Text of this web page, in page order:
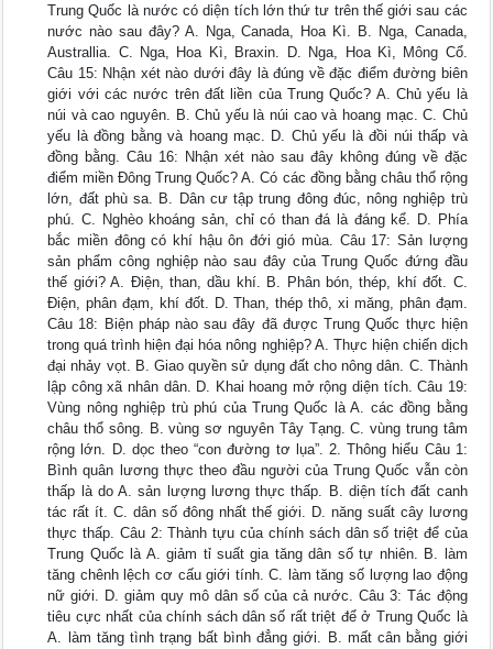
Trung Quốc là nước có diện tích lớn thứ tư trên thế giới sau các
nước nào sau đây? A. Nga, Canada, Hoa Kì. B. Nga, Canada,
Australlia. C. Nga, Hoa Kì, Braxin. D. Nga, Hoa Kì, Mông Cổ.
Câu 15: Nhận xét nào dưới đây là đúng về đặc điểm đường biên
giới với các nước trên đất liền của Trung Quốc? A. Chủ yếu là
núi và cao nguyên. B. Chủ yếu là núi cao và hoang mạc. C. Chủ
yếu là đồng bằng và hoang mạc. D. Chủ yếu là đồi núi thấp và
đồng bằng. Câu 16: Nhận xét nào sau đây không đúng về đặc
điểm miền Đông Trung Quốc? A. Có các đồng bằng châu thổ rộng
lớn, đất phù sa. B. Dân cư tập trung đông đúc, nông nghiệp trù
phú. C. Nghèo khoáng sản, chỉ có than đá là đáng kể. D. Phía
bắc miền đông có khí hậu ôn đới gió mùa. Câu 17: Sản lượng
sản phẩm công nghiệp nào sau đây của Trung Quốc đứng đầu
thế giới? A. Điện, than, dầu khí. B. Phân bón, thép, khí đốt. C.
Điện, phân đạm, khí đốt. D. Than, thép thô, xi măng, phân đạm.
Câu 18: Biện pháp nào sau đây đã được Trung Quốc thực hiện
trong quá trình hiện đại hóa nông nghiệp? A. Thực hiện chiến dịch
đại nhảy vọt. B. Giao quyền sử dụng đất cho nông dân. C. Thành
lập công xã nhân dân. D. Khai hoang mở rộng diện tích. Câu 19:
Vùng nông nghiệp trù phú của Trung Quốc là A. các đồng bằng
châu thổ sông. B. vùng sơ nguyên Tây Tạng. C. vùng trung tâm
rộng lớn. D. dọc theo “con đường tơ lụa”. 2. Thông hiểu Câu 1:
Bình quân lương thực theo đầu người của Trung Quốc vẫn còn
thấp là do A. sản lượng lương thực thấp. B. diện tích đất canh
tác rất ít. C. dân số đông nhất thế giới. D. năng suất cây lương
thực thấp. Câu 2: Thành tựu của chính sách dân số triệt để của
Trung Quốc là A. giảm tỉ suất gia tăng dân số tự nhiên. B. làm
tăng chênh lệch cơ cấu giới tính. C. làm tăng số lượng lao động
nữ giới. D. giảm quy mô dân số của cả nước. Câu 3: Tác động
tiêu cực nhất của chính sách dân số rất triệt để ở Trung Quốc là
A. làm tăng tình trạng bất bình đẳng giới. B. mất cân bằng giới